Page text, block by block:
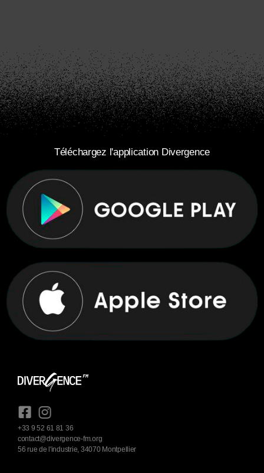
Téléchargez l'application Divergence
+33 9 52 61 81 36
contact@divergence-fm.org
56 rue de l'industrie, 34070 Montpellier